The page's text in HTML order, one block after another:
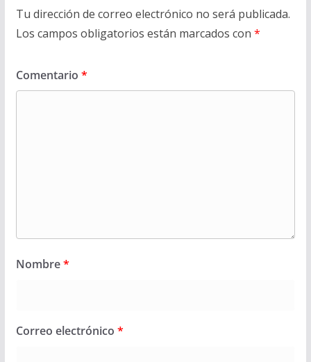
Tu dirección de correo electrónico no será publicada.
Los campos obligatorios están marcados con *
Comentario *
Nombre*
Correo electrónico *